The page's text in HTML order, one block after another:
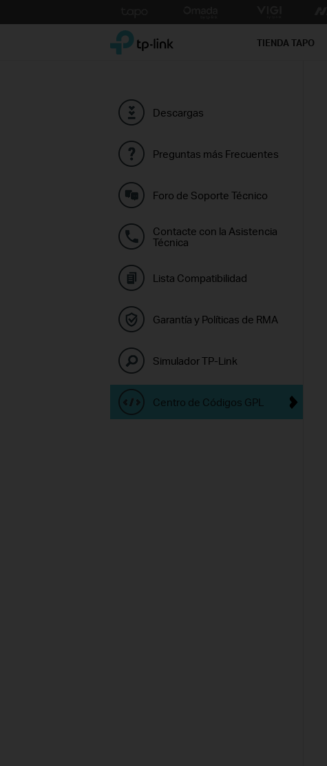
to
TP-Link, Reliably Smart TIENDA TAPO
Descargas
Preguntas más Frecuentes
Foro de Soporte Técnico
Contacte con la Asistencia
Técnica
Lista Compatibilidad
Garantía y Políticas de RMA
Simulador TP-Link
Centro de Códigos GPL